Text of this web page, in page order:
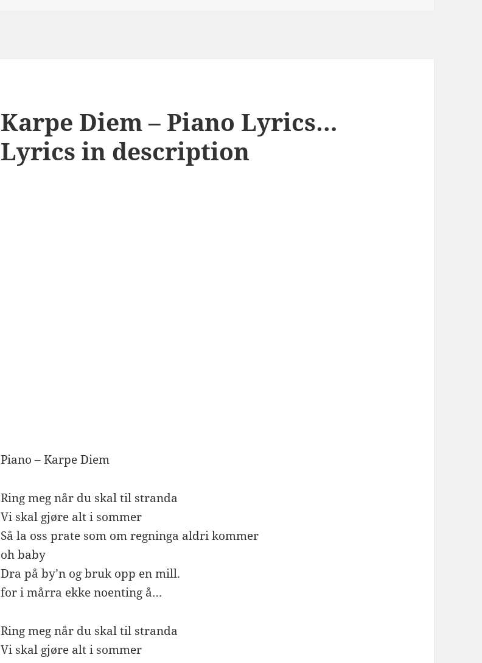
Karpe Diem – Piano Lyrics…
Lyrics in description
Piano – Karpe Diem
Ring meg når du skal til stranda
Vi skal gjøre alt i sommer
Så la oss prate som om regninga aldri kommer
oh baby
Dra på by’n og bruk opp en mill.
for i mårra ekke noenting å…
Ring meg når du skal til stranda
Vi skal gjøre alt i sommer